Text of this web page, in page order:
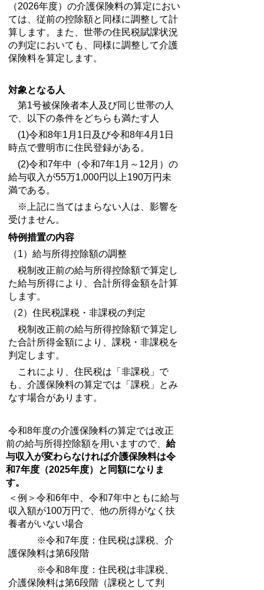
（2026年度）の介護保険料の算定におい
ては、従前の控除額と同様に調整して計
算します。また、世帯の住民税賦課状況
の判定においても、同様に調整して介護
保険料を算定します。
対象となる人
第1号被保険者本人及び同じ世帯の人
で、以下の条件をどちらも満たす人
(1)令和8年1月1日及び令和8年4月1日
時点で豊明市に住民登録がある。
(2)令和7年中（令和7年1月～12月）の
給与収入が55万1,000円以上190万円未
満である。
※上記に当てはまらない人は、影響を
受けません。
特例措置の内容
（1）給与所得控除額の調整
税制改正前の給与所得控除額で算定し
た給与所得により、合計所得金額を計算
します。
（2）住民税課税・非課税の判定
税制改正前の給与所得控除額で算定し
た合計所得金額により、課税・非課税を
判定します。
これにより、住民税は「非課税」で
も、介護保険料の算定では「課税」とみ
なす場合があります。
令和8年度の介護保険料の算定では改正
前の給与所得控除額を用いますので、 給
与収入が変わらなければ介護保険料は令
和7年度（2025年度）と同額になりま
す。
＜例＞令和6年中、令和7年中ともに給与
収入額が100万円で、他の所得がなく扶
養者がいない場合
※令和7年度：住民税は課税、介
護保険料は第6段階
※令和8年度：住民税は非課税、
介護保険料は第6段階（課税として判